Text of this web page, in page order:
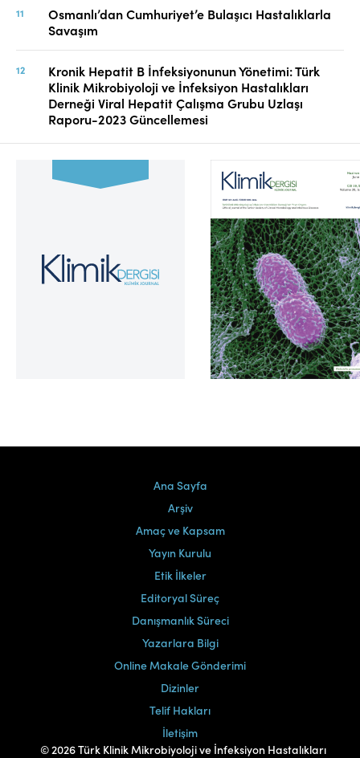
Osmanlı’dan Cumhuriyet’e Bulaşıcı Hastalıklarla
Savaşım
Kronik Hepatit B İnfeksiyonunun Yönetimi: Türk
Klinik Mikrobiyoloji ve İnfeksiyon Hastalıkları
Derneği Viral Hepatit Çalışma Grubu Uzlaşı
Raporu-2023 Güncellemesi
Cilt 39, Sayı 2
Ana Sayfa
Arşiv
Amaç ve Kapsam
Yayın Kurulu
Etik İlkeler
Editoryal Süreç
Danışmanlık Süreci
Yazarlara Bilgi
Online Makale Gönderimi
Dizinler
Telif Hakları
İletişim
© 2026 Türk Klinik Mikrobiyoloji ve İnfeksiyon Hastalıkları